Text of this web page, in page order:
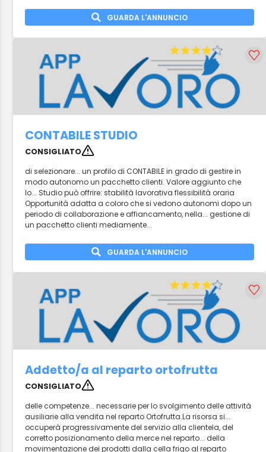
GUARDA L'ANNUNCIO
CONTABILE STUDIO
CONSIGLIATO
di selezionare... un profilo di CONTABILE in grado di gestire in
modo autonomo un pacchetto clienti. Valore aggiunto che
lo... Studio può offrire: stabilità lavorativa flessibilità oraria
Opportunità adatta a coloro che si vedono autonomi dopo un
periodo di collaborazione e affiancamento, nella... gestione di
un pacchetto clienti mediamente...
GUARDA L'ANNUNCIO
Addetto/a al reparto ortofrutta
CONSIGLIATO
delle competenze... necessarie per lo svolgimento delle attività
ausiliarie alla vendita nel reparto Ortofrutta.La risorsa si...
occuperà progressivamente del servizio alla clientela, del
corretto posizionamento della merce nel reparto... della
movimentazione dei prodotti dalla cella frigo al reparto